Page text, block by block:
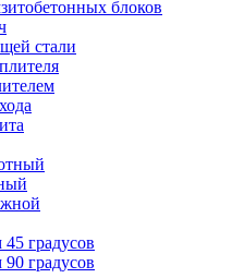
блоков
стали
градусов
градусов